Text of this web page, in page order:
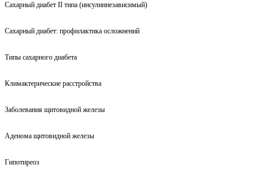
Сахарный диабет II типа (инсулиннезависимый)
Сахарный диабет: профилактика осложнений
Типы сахарного диабета
Климактерические расстройства
Заболевания щитовидной железы
Аденома щитовидной железы
Гипотиреоз